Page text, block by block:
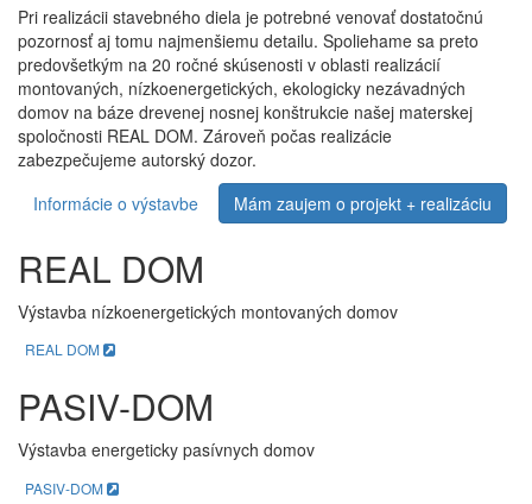
Pri realizácii stavebného diela je potrebné venovať dostatočnú
pozornosť aj tomu najmenšiemu detailu. Spoliehame sa preto
predovšetkým na 20 ročné skúsenosti v oblasti realizácií
montovaných, nízkoenergetických, ekologicky nezávadných
domov na báze drevenej nosnej konštrukcie našej materskej
spoločnosti REAL DOM. Zároveň počas realizácie
zabezpečujeme autorský dozor.
Informácie o výstavbe
Mám zaujem o projekt + realizáciu
REAL DOM
Výstavba nízkoenergetických montovaných domov
REAL DOM
PASIV-DOM
Výstavba energeticky pasívnych domov
PASIV-DOM